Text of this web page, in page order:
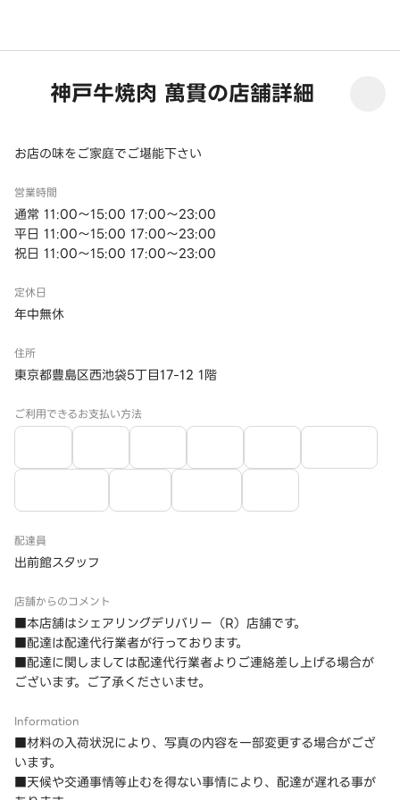
神戸牛焼肉 萬貫の店舗詳細
お店の味をご家庭でご堪能下さい
営業時間
通常 11:00～15:00 17:00～23:00
平日 11:00～15:00 17:00～23:00
祝日 11:00～15:00 17:00～23:00
定休日
年中無休
住所
東京都豊島区西池袋5丁目17-12 1階
ご利用できるお支払い方法
配達員
出前館スタッフ
店舗からのコメント
■本店舗はシェアリングデリバリー（R）店舗です。
■配達は配達代行業者が行っております。
■配達に関しましては配達代行業者よりご連絡差し上げる場合が
ございます。ご了承くださいませ。
Information
■材料の入荷状況により、写真の内容を一部変更する場合がござ
います。
■天候や交通事情等止むを得ない事情により、配達が遅れる事が